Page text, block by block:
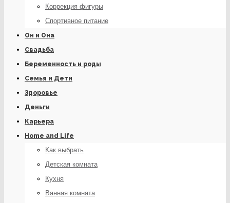
Коррекция фигуры
Спортивное питание
Он и Она
Свадьба
Беременность и роды
Семья и Дети
Здоровье
Деньги
Карьера
Home and Life
Как выбрать
Детская комната
Кухня
Ванная комната